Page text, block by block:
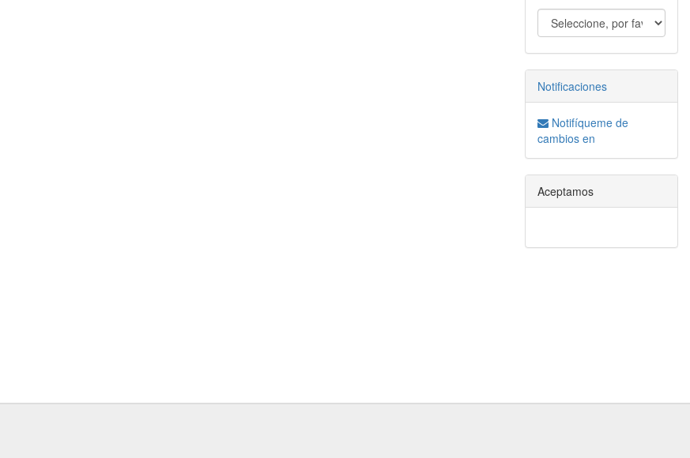
Notificaciones
Notifíqueme de
cambios en
Aceptamos